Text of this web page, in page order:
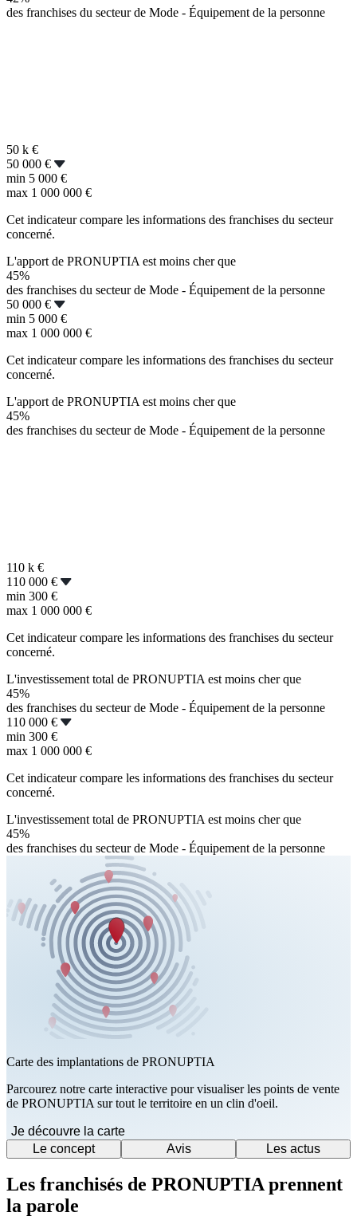
des franchises du secteur de Mode - Équipement de la personne
50 k €
50 000 €
min 5 000 €
max 1 000 000 €
Cet indicateur compare les informations des franchises du secteur
concerné.
L'apport de PRONUPTIA est moins cher que
45%
des franchises du secteur de Mode - Équipement de la personne
50 000 €
min 5 000 €
max 1 000 000 €
Cet indicateur compare les informations des franchises du secteur
concerné.
L'apport de PRONUPTIA est moins cher que
45%
des franchises du secteur de Mode - Équipement de la personne
110 k €
110 000 €
min 300 €
max 1 000 000 €
Cet indicateur compare les informations des franchises du secteur
concerné.
L'investissement total de PRONUPTIA est moins cher que
45%
des franchises du secteur de Mode - Équipement de la personne
110 000 €
min 300 €
max 1 000 000 €
Cet indicateur compare les informations des franchises du secteur
concerné.
L'investissement total de PRONUPTIA est moins cher que
45%
des franchises du secteur de Mode - Équipement de la personne
Carte des implantations de PRONUPTIA
Parcourez notre carte interactive pour visualiser les points de vente
de PRONUPTIA sur tout le territoire en un clin d'oeil.
Je découvre la carte
Le concept
Avis Les actus
Les franchisés de PRONUPTIA prennent
la parole